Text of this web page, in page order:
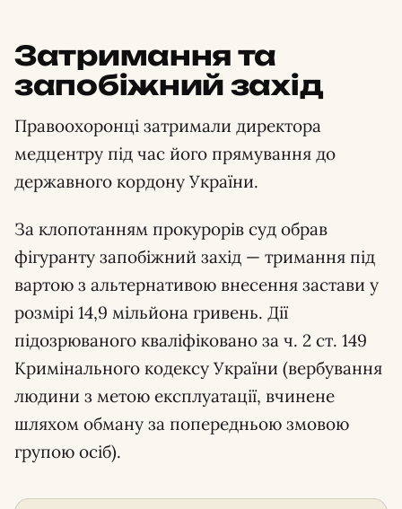
Затримання та
запобіжний захід
Правоохоронці затримали директора
медцентру під час його прямування до
державного кордону України.
За клопотанням прокурорів суд обрав
фігуранту запобіжний захід — тримання під
вартою з альтернативою внесення застави у
розмірі 14,9 мільйона гривень. Дії
підозрюваного кваліфіковано за ч. 2 ст. 149
Кримінального кодексу України (вербування
людини з метою експлуатації, вчинене
шляхом обману за попередньою змовою
групою осіб).